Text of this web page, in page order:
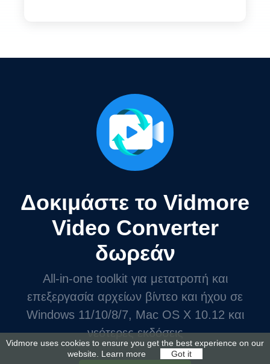
Δοκιμάστε το Vidmore
Video Converter
δωρεάν
All-in-one toolkit για μετατροπή και
επεξεργασία αρχείων βίντεο και ήχου σε
Windows 11/10/8/7, Mac OS X 10.12 και
νεότερες εκδόσεις
Vidmore uses cookies to ensure you get the best experience on our
website. Learn more Got it